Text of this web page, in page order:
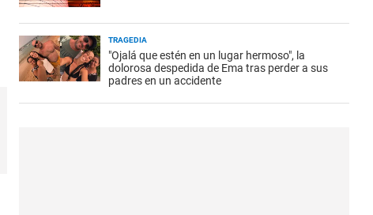
TRAGEDIA
"Ojalá que estén en un lugar hermoso", la
dolorosa despedida de Ema tras perder a sus
padres en un accidente